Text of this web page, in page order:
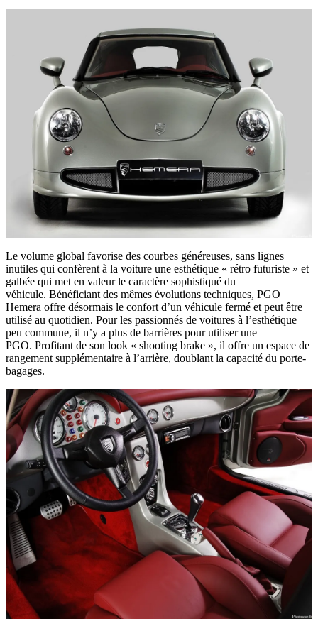
Le volume global favorise des courbes généreuses, sans lignes
inutiles qui confèrent à la voiture une esthétique « rétro futuriste » et
galbée qui met en valeur le caractère sophistiqué du
véhicule. Bénéficiant des mêmes évolutions techniques, PGO
Hemera offre désormais le confort d’un véhicule fermé et peut être
utilisé au quotidien. Pour les passionnés de voitures à l’esthétique
peu commune, il n’y a plus de barrières pour utiliser une
PGO. Profitant de son look « shooting brake », il offre un espace de
rangement supplémentaire à l’arrière, doublant la capacité du porte-
bagages.